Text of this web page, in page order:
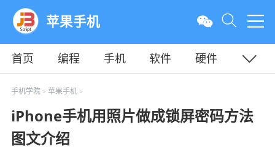
苹果手机
首页 编程 手机 软件
硬件
教程
平面
手机学院> 苹果手机>
iPhone手机用照片做成锁屏密码方法
图文介绍